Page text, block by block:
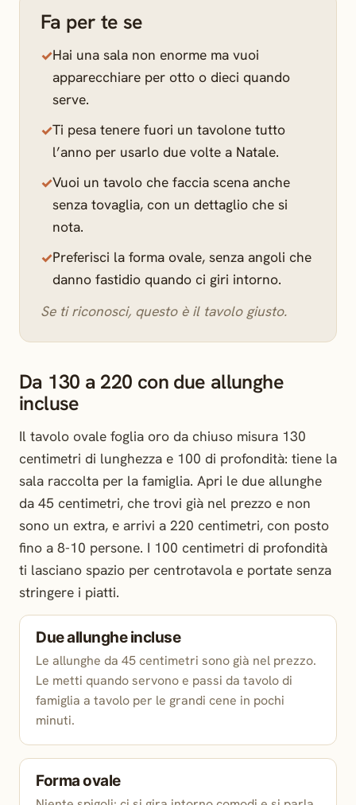
Fa per te se
Hai una sala non enorme ma vuoi
apparecchiare per otto o dieci quando
serve.
Ti pesa tenere fuori un tavolone tutto
l’anno per usarlo due volte a Natale.
Vuoi un tavolo che faccia scena anche
senza tovaglia, con un dettaglio che si
nota.
Preferisci la forma ovale, senza angoli che
danno fastidio quando ci giri intorno.
Se ti riconosci, questo è il tavolo giusto.
Da 130 a 220 con due allunghe
incluse
Il tavolo ovale foglia oro da chiuso misura 130
centimetri di lunghezza e 100 di profondità: tiene la
sala raccolta per la famiglia. Apri le due allunghe
da 45 centimetri, che trovi già nel prezzo e non
sono un extra, e arrivi a 220 centimetri, con posto
fino a 8-10 persone. I 100 centimetri di profondità
ti lasciano spazio per centrotavola e portate senza
stringere i piatti.
Due allunghe incluse
Le allunghe da 45 centimetri sono già nel prezzo.
Le metti quando servono e passi da tavolo di
famiglia a tavolo per le grandi cene in pochi
minuti.
Forma ovale